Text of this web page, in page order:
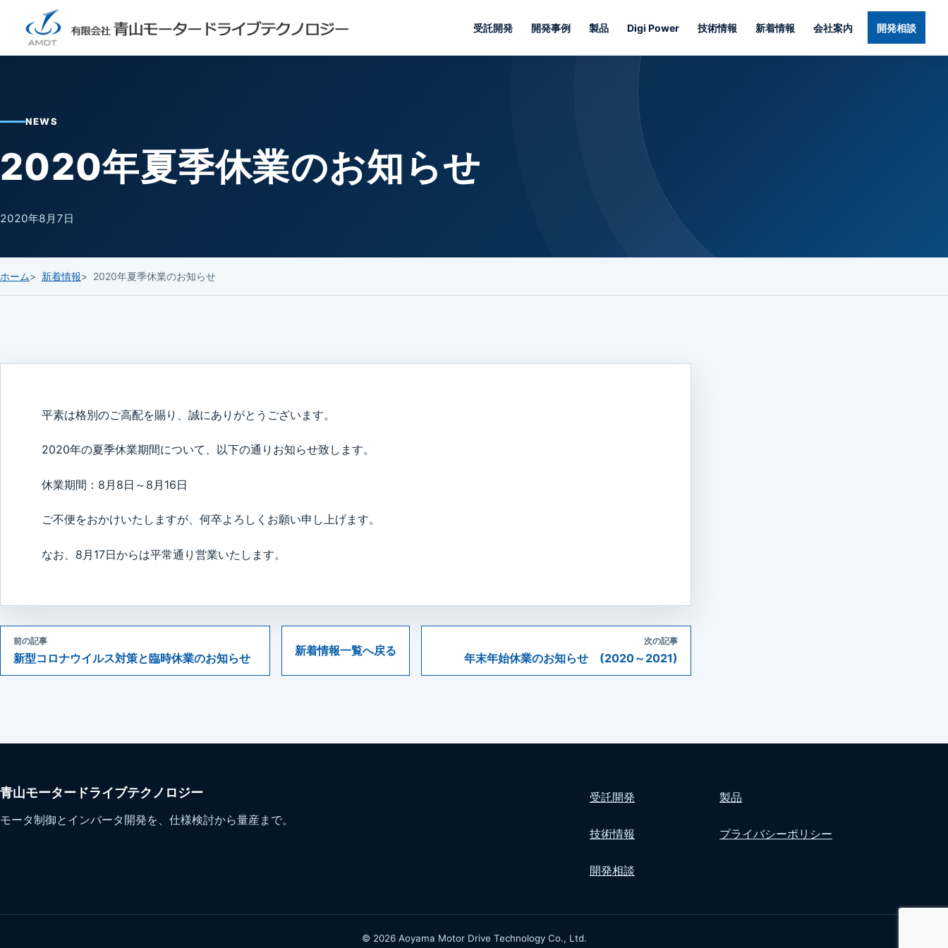
受託開発 開発事例 製品 Digi Power 技術情報 新着情報 会社案内 開発相談
NEWS
2020年夏季休業のお知らせ
2020年8月7日
ホーム 新着情報 2020年夏季休業のお知らせ
平素は格別のご高配を賜り、誠にありがとうございます。
2020年の夏季休業期間について、以下の通りお知らせ致します。
休業期間：8月8日～8月16日
ご不便をおかけいたしますが、何卒よろしくお願い申し上げます。
なお、8月17日からは平常通り営業いたします。
前の記事
新型コロナウイルス対策と臨時休業のお知らせ
新着情報一覧へ戻る
次の記事
年末年始休業のお知らせ (2020～2021)
青山モータードライブテクノロジー
モータ制御とインバータ開発を、仕様検討から量産まで。
受託開発 製品
技術情報 プライバシーポリシー
開発相談
© 2026 Aoyama Motor Drive Technology Co., Ltd.